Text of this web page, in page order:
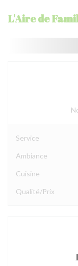
L'Aire de
Service
Ambiance
Cuisine
Qualité/Prix